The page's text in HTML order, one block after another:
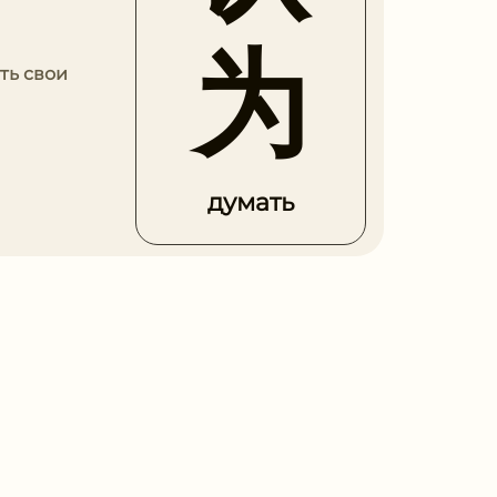
свои
为
думать